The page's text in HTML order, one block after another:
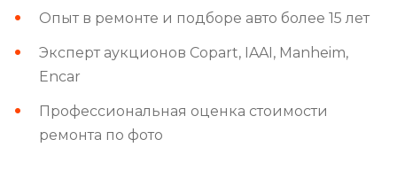
Опыт в ремонте и подборе авто более 15 лет
Эксперт аукционов Copart, IAAI, Manheim,
Encar
Профессиональная оценка стоимости
ремонта по фото